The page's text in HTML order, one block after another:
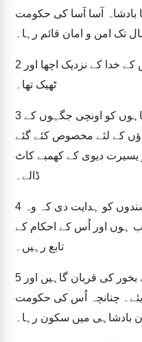
بادشاہ آسا آسا کی حکومت
2
ٹھیک تھا۔
3
کے لئے مخصوص کئے گئے
یسیرت دیوی کے کھمبے کاٹ
ڈالے۔
4
ہوں اور اُس کے احکام کے
تابع رہیں۔
5
چنانچہ اُس کی حکومت
بادشاہی میں سکون رہا۔